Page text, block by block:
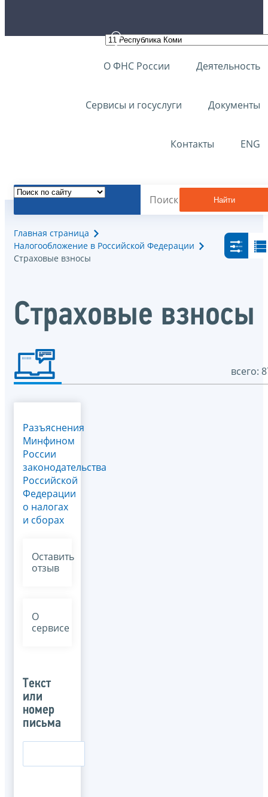
О ФНС России Деятельность
Сервисы и госуслуги Документы
Контакты ENG
Найти
Главная страница
Налогообложение в Российской Федерации
Страховые взносы
Страховые взносы
всего:
Разъяснения
Минфином
России
законодательства
Российской
Федерации
о налогах
и сборах
Оставить
отзыв
О
сервисе
Текст
или
номер
письма